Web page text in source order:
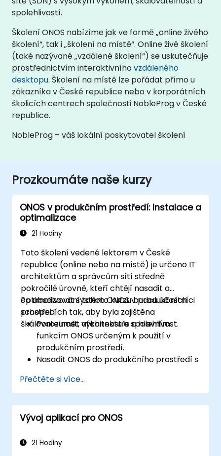
spolehlivostí.
Školení ONOS nabízíme jak ve formě „online živého
školení“, tak i „školení na místě“. Online živé školení
(také nazývané „vzdálené školení“) se uskutečňuje
prostřednictvím interaktivníhovzdáleného
desktopu. Školení na místě lze pořádat přímo u
zákazníka v České republice nebo v korporátních
školicích centrech společnosti NobleProg v České
republice.
NobleProg – váš lokální poskytovatel školení
Prozkoumáte naše kurzy
ONOS v produkčním prostředí: Instalace a
optimalizace
21 Hodiny
Toto školení vedené lektorem v České
republice (online nebo na místě) je určeno IT
architektům a správcům sítí středně
pokročilé úrovně, kteří chtějí nasadit a
optimalizovat systém ONOS v produkčních
prostředích tak, aby byla zajištěna
škálovatelnost, výkonnost a spolehlivost.
Po absolvování tohoto kurzu budou účastníci
schopni:
Porozumět architektuře a hlavním
funkcím ONOS určeným k použití v
produkčním prostředí.
Nasadit ONOS do produkčního prostředí s
Konfigurovat clusterování, redundanci a
odolnost systému ONOS proti poruchám.
Monitorovat, diagnostikovat a
optimalizovat nasazení ONOS s ohledem
Integrovat ONOS s již existující síťovou
Přečtěte si více...
Vývoj aplikací pro ONOS
21 Hodiny